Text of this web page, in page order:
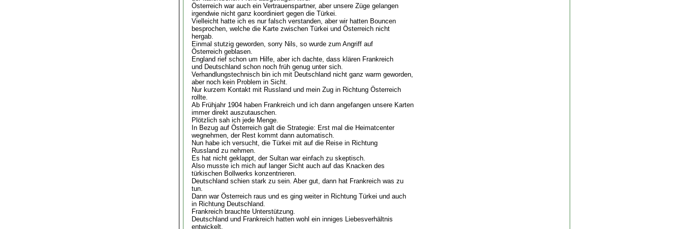
Österreich war auch ein Vertrauenspartner, aber unsere Züge gelangen
irgendwie nicht ganz koordiniert gegen die Türkei.
Vielleicht hatte ich es nur falsch verstanden, aber wir hatten Bouncen
besprochen, welche die Karte zwischen Türkei und Österreich nicht
hergab.
Einmal stutzig geworden, sorry Nils, so wurde zum Angriff auf
Österreich geblasen.
England rief schon um Hilfe, aber ich dachte, dass klären Frankreich
und Deutschland schon noch früh genug unter sich.
Verhandlungstechnisch bin ich mit Deutschland nicht ganz warm geworden,
aber noch kein Problem in Sicht.
Nur kurzem Kontakt mit Russland und mein Zug in Richtung Österreich
rollte.
Ab Frühjahr 1904 haben Frankreich und ich dann angefangen unsere Karten
immer direkt auszutauschen.
Plötzlich sah ich jede Menge.
In Bezug auf Österreich galt die Strategie: Erst mal die Heimatcenter
wegnehmen, der Rest kommt dann automatisch.
Nun habe ich versucht, die Türkei mit auf die Reise in Richtung
Russland zu nehmen.
Es hat nicht geklappt, der Sultan war einfach zu skeptisch.
Also musste ich mich auf langer Sicht auch auf das Knacken des
türkischen Bollwerks konzentrieren.
Deutschland schien stark zu sein. Aber gut, dann hat Frankreich was zu
tun.
Dann war Österreich raus und es ging weiter in Richtung Türkei und auch
in Richtung Deutschland.
Frankreich brauchte Unterstützung.
Deutschland und Frankreich hatten wohl ein inniges Liebesverhältnis
entwickelt.